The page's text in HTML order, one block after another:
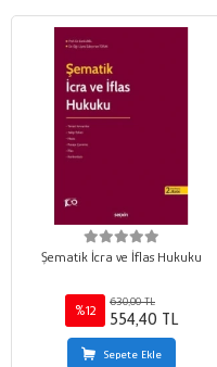
Şematik İcra ve İflas Hukuku
%12
630,00 TL
554,40 TL
Sepete Ekle